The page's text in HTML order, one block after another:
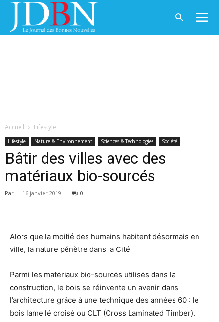
Accueil Lifestyle
Lifestyle Nature & Environnement Sciences & Technologies Société
Bâtir des villes avec des
matériaux bio-sourcés
Par - 16 janvier 2019 0
Alors que la moitié des humains habitent désormais en
ville, la nature pénètre dans la Cité.
Parmi les matériaux bio-sourcés utilisés dans la
construction, le bois se réinvente un avenir dans
l’architecture grâce à une technique des années 60 : le
bois lamellé croisé ou CLT (Cross Laminated Timber).